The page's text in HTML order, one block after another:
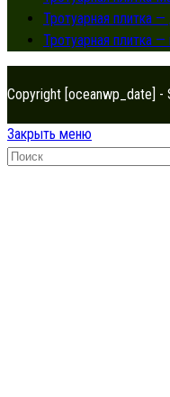
Тротуарная плитка
Тротуарная плитка
Copyright [oceanwp_date] -
Закрыть меню